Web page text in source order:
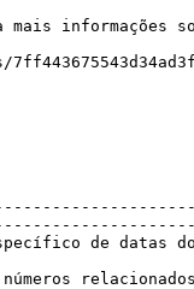
de datas